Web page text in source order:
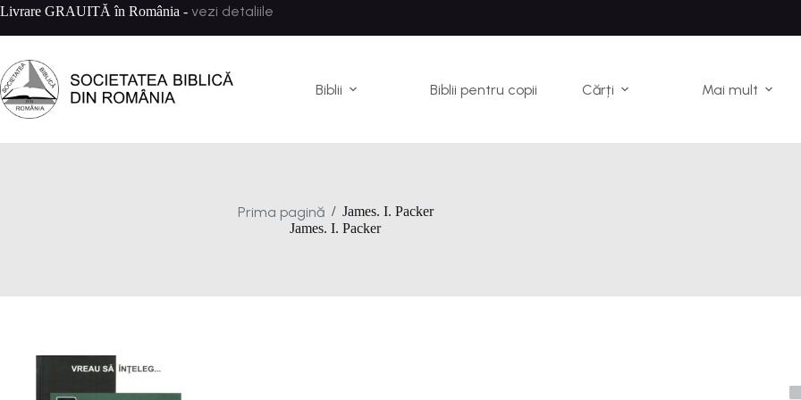
Sari
conținut
Livrare GRAUITĂ în România - vezi detaliile
Biblii Biblii pentru copii Cărți Mai mult
Prima pagină / James. I. Packer
James. I. Packer